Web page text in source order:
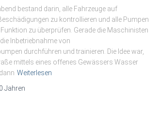
bestand darin, alle Fahrzeuge auf
zu kontrollieren und alle Pumpen
zu überprüfen. Gerade die Maschinisten
Inbetriebnahme von
durchführen und trainieren. Die Idee war,
mittels eines offenes Gewässers Wasser
Weiterlesen
Jahren